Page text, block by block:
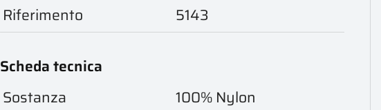
Riferimento
5143
Scheda tecnica
Sostanza
100% Nylon